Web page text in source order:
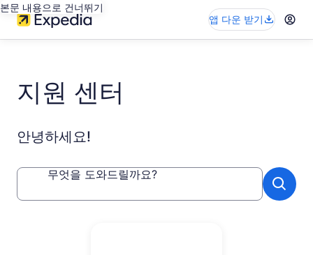
본문 내용으로 건너뛰기
앱 다운 받기
지원 센터
안녕하세요!
무엇을 도와드릴까요?